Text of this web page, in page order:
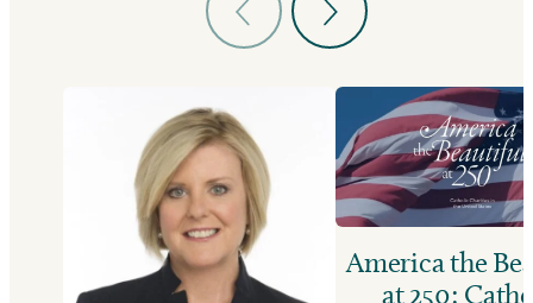
America the
at 250: